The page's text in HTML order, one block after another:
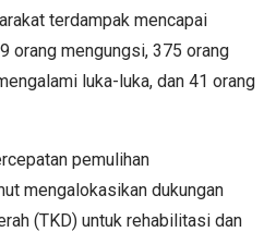
terdampak mencapai
orang mengungsi, 375 orang
luka-luka, dan 41 orang
pemulihan
mengalokasikan dukungan
(TKD) untuk rehabilitasi dan